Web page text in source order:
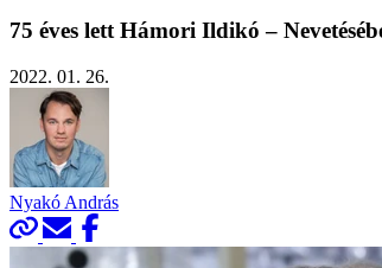
75 éves lett Hámori Ildikó –
2022. 01. 26.
Nyakó András